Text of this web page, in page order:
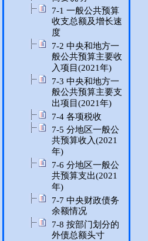
7-1 一般公共预算
收支总额及增长速
度
7-2 中央和地方一
般公共预算主要收
入项目(2021年)
7-3 中央和地方一
般公共预算主要支
出项目(2021年)
7-4 各项税收
7-5 分地区一般公
共预算收入(2021
年)
7-6 分地区一般公
共预算支出(2021
年)
7-7 中央财政债务
余额情况
7-8 按部门划分的
外债总额头寸